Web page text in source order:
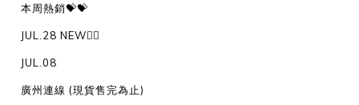
本周熱銷💝💝
JUL.28 NEW❤️‍🔥
JUL.08
廣州連線 (現貨售完為止)